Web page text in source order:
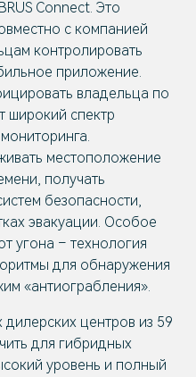
Connect. Это
с компанией
контролировать
приложение.
владельца по
широкий спектр
местоположение
получать
безопасности,
эвакуации. Особое
угона – технология
для обнаружения
«антиограбления».
дилерских центров из 59
для гибридных
уровень и полный